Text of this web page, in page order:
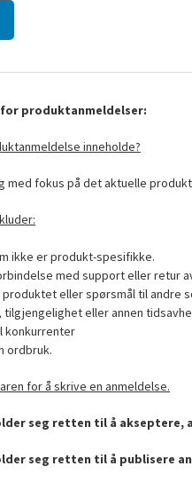
produktanmeldelser:
inneholde?
med fokus på det aktuelle
ikke er produkt-spesifikke.
med support eller retur
produktet eller spørsmål til andre
tilgjengelighet eller annen
konkurrenter
ordbruk.
for å skrive en anmeldelse.
seg retten til å akseptere,
seg retten til å publisere